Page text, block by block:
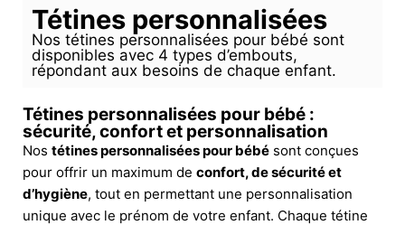
Tétines personnalisées
Nos tétines personnalisées pour bébé sont
disponibles avec 4 types d’embouts,
répondant aux besoins de chaque enfant.
Tétines personnalisées pour bébé :
sécurité, confort et personnalisation
Nos tétines personnalisées pour bébé sont conçues
pour offrir un maximum de confort, de sécurité et
d’hygiène, tout en permettant une personnalisation
unique avec le prénom de votre enfant. Chaque tétine